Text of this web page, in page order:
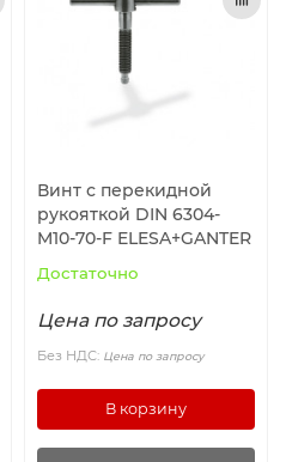
Винт с перекидной
рукояткой DIN 6304-
M10-70-F ELESA+GANTER
Достаточно
Цена по запросу
Без НДС: Цена по запросу
В корзину